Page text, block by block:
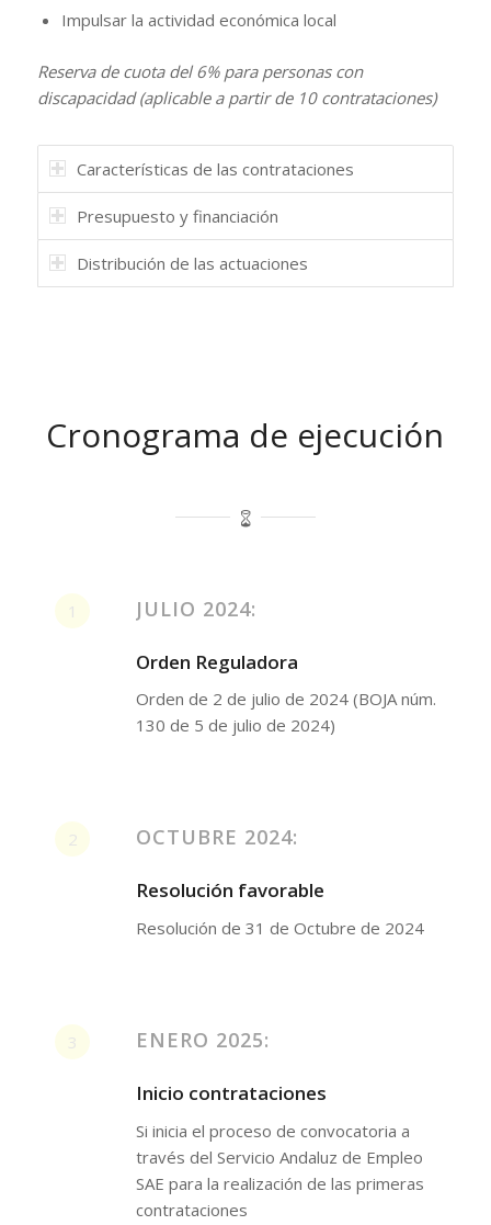
Impulsar la actividad económica local
Reserva de cuota del 6% para personas con
discapacidad (aplicable a partir de 10 contrataciones)
Características de las contrataciones
Presupuesto y financiación
Distribución de las actuaciones
Cronograma de ejecución
JULIO 2024:
1
Orden Reguladora
Orden de 2 de julio de 2024 (BOJA núm.
130 de 5 de julio de 2024)
OCTUBRE 2024:
2
Resolución favorable
Resolución de 31 de Octubre de 2024
ENERO 2025:
3
Inicio contrataciones
Si inicia el proceso de convocatoria a
través del Servicio Andaluz de Empleo
SAE para la realización de las primeras
contrataciones